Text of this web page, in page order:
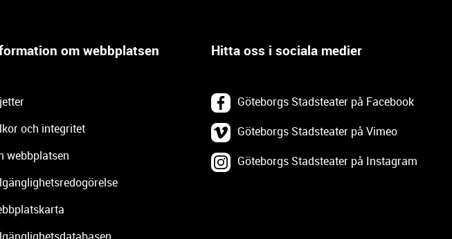
om webbplatsen
och integritet
webbplatsen
Hitta oss i sociala medier
Göteborgs Stadsteater på Facebook
Göteborgs Stadsteater på Vimeo
Göteborgs Stadsteater på Instagram